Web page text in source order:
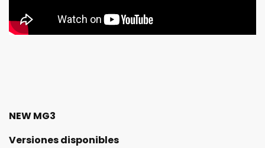
NEW MG3
Versiones disponibles